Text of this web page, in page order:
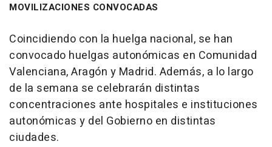
MOVILIZACIONES CONVOCADAS
Coincidiendo con la huelga nacional, se han
convocado huelgas autonómicas en Comunidad
Valenciana, Aragón y Madrid. Además, a lo largo
de la semana se celebrarán distintas
concentraciones ante hospitales e instituciones
autonómicas y del Gobierno en distintas
ciudades.